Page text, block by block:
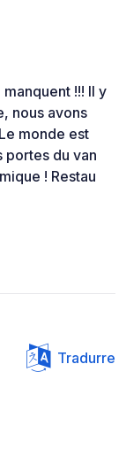
!!! Il y
nous avons
monde est
portes du van
! Restau
Tradurre